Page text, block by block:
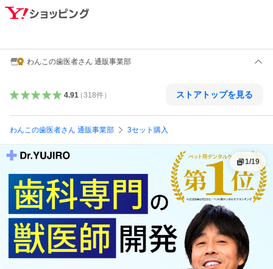
わんこの歯医者さん 通販事業部
4.91（318件） ストアトップを見る
わんこの歯医者さん 通販事業部 3セット購入
1/19